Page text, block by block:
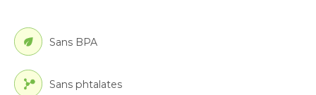
Sans BPA
Sans phtalates